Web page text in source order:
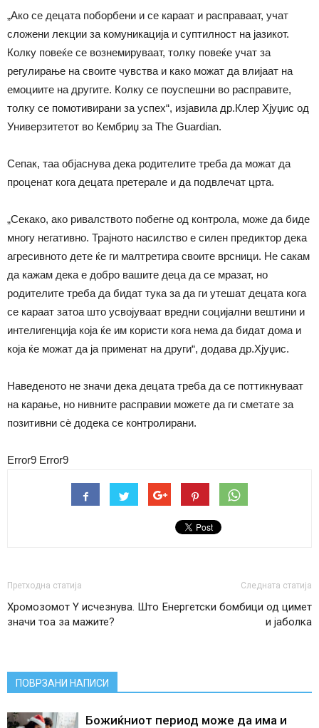
„Ако се децата поборбени и се караат и расправаат, учат
сложени лекции за комуникација и суптилност на јазикот.
Колку повеќе се вознемируваат, толку повеќе учат за
регулирање на своите чувства и како можат да влијаат на
емоциите на другите. Колку се поуспешни во расправите,
толку се помотивирани за успех“, изјавила др.Клер Хјуџис од
Универзитетот во Кембриџ за The Guardian.
Сепак, таа објаснува дека родителите треба да можат да
проценат кога децата претерале и да подвлечат црта.
„Секако, ако ривалството побегне од контрола, може да биде
многу негативно. Трајното насилство е силен предиктор дека
агресивното дете ќе ги малтретира своите врсници. Не сакам
да кажам дека е добро вашите деца да се мразат, но
родителите треба да бидат тука за да ги утешат децата кога
се караат затоа што усвојуваат вредни социјални вештини и
интелигенција која ќе им користи кога нема да бидат дома и
која ќе можат да ја применат на други“, додава др.Хјуџис.
Наведеното не значи дека децата треба да се поттикнуваат
на карање, но нивните расправии можете да ги сметате за
позитивни сѐ додека се контролирани.
Error9 Error9
Претходна статија
Хромозомот Y исчезнува. Што
значи тоа за мажите?
Следната статија
Енергетски бомбици од цимет
и јаболка
ПОВРЗАНИ НАПИСИ
Божиќниот период може да има и